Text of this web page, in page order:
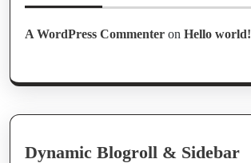
A WordPress Commenter on Hello world!
Dynamic Blogroll & Sidebar